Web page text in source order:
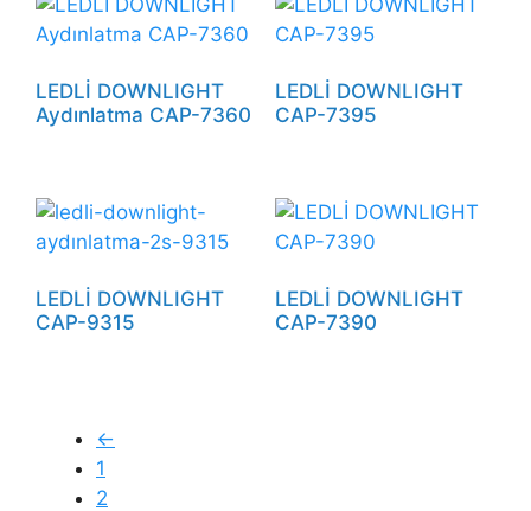
LEDLİ DOWNLIGHT
Aydınlatma CAP-7360
LEDLİ DOWNLIGHT
CAP-7395
LEDLİ DOWNLIGHT
CAP-9315
LEDLİ DOWNLIGHT
CAP-7390
←
1
2